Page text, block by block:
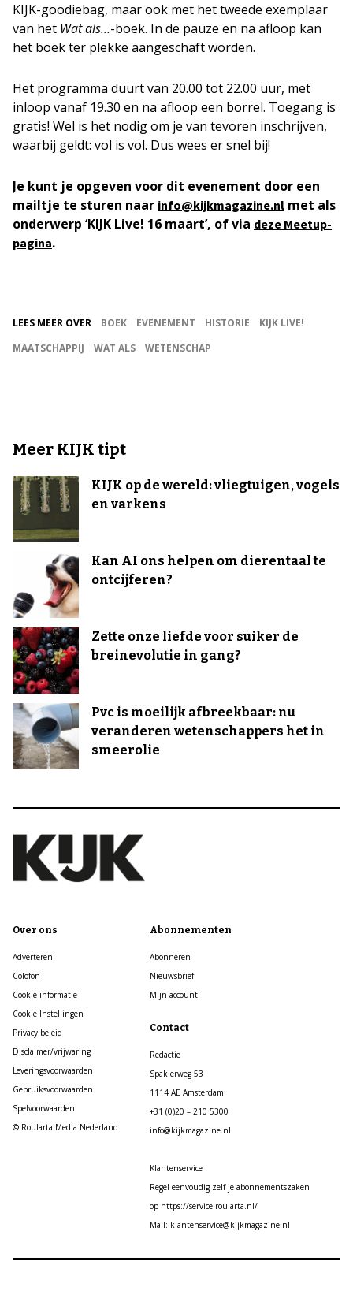
KIJK-goodiebag, maar ook met het tweede exemplaar
van het Wat als…-boek. In de pauze en na afloop kan
het boek ter plekke aangeschaft worden.
Het programma duurt van 20.00 tot 22.00 uur, met
inloop vanaf 19.30 en na afloop een borrel. Toegang is
gratis! Wel is het nodig om je van tevoren inschrijven,
waarbij geldt: vol is vol. Dus wees er snel bij!
Je kunt je opgeven voor dit evenement door een
mailtje te sturen naar info@kijkmagazine.nl met als
onderwerp ‘KIJK Live! 16 maart’, of via deze Meetup-
pagina.
LEES MEER OVER BOEK EVENEMENT HISTORIE
KIJK LIVE!
MAATSCHAPPIJ
WAT ALS WETENSCHAP
Meer KIJK tipt
KIJK op de wereld: vliegtuigen, vogels
en varkens
Kan AI ons helpen om dierentaal te
ontcijferen?
Zette onze liefde voor suiker de
breinevolutie in gang?
Pvc is moeilijk afbreekbaar: nu
veranderen wetenschappers het in
smeerolie
Over ons
Adverteren
Colofon
Cookie informatie
Cookie Instellingen
Privacy beleid
Disclaimer/vrijwaring
Leveringsvoorwaarden
Gebruiksvoorwaarden
Spelvoorwaarden
© Roularta Media Nederland
Abonnementen
Abonneren
Nieuwsbrief
Mijn account
Contact
Redactie
Spaklerweg 53
1114 AE Amsterdam
+31 (0)20 – 210 5300
info@kijkmagazine.nl
Klantenservice
Regel eenvoudig zelf je abonnementszaken
op https://service.roularta.nl/
Mail: klantenservice@kijkmagazine.nl